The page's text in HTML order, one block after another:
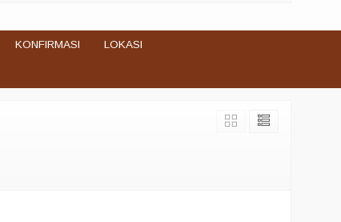
KONFIRMASI LOKASI